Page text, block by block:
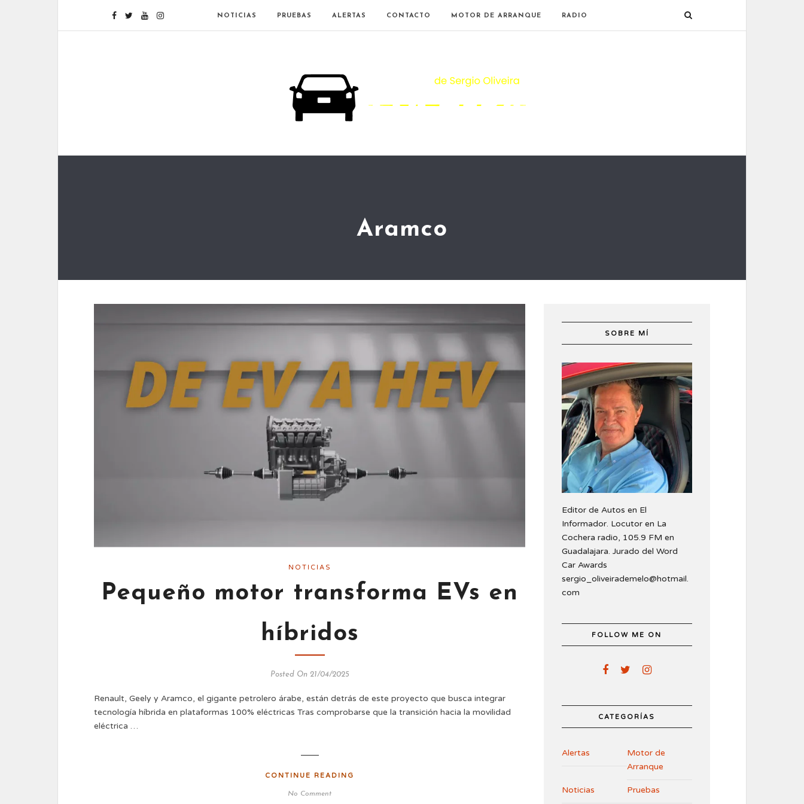
NOTICIAS PRUEBAS ALERTAS CONTACTO MOTOR DE ARRANQUE RADIO
Aramco
NOTICIAS
Pequeño motor transforma EVs en
híbridos
Posted On 21/04/2025
Renault, Geely y Aramco, el gigante petrolero árabe, están detrás de este proyecto que busca integrar
tecnología híbrida en plataformas 100% eléctricas Tras comprobarse que la transición hacia la movilidad
eléctrica …
CONTINUE READING
No Comment
SOBRE MÍ
Editor de Autos en El
Informador. Locutor en La
Cochera radio, 105.9 FM en
Guadalajara. Jurado del Word
Car Awards
sergio_oliveirademelo@hotmail.
com
FOLLOW ME ON
CATEGORÍAS
Alertas
Motor de
Arranque
Noticias Pruebas